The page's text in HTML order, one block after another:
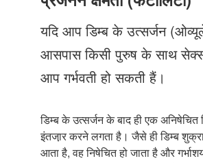
Just Poocho
संपर्क करें
यदि आप डिम्ब के उत्सर्जन
आसपास किसी पुरुष के साथ
आप गर्भवती हो सकती हैं।
डिम्ब के उत्सर्जन के बाद ही एक अनिषेचित
इंतजा़र करने लगता है। जैसे ही डिम्ब
आता है, वह निषेचित हो जाता है और